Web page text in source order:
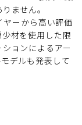
ません。
ヤーから高い評価
材を使用した限
ョンによるアー
デルも発表して